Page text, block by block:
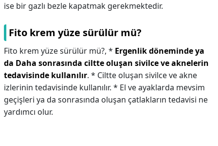
ise bir gazlı bezle kapatmak gerekmektedir.
Fito krem yüze sürülür mü?
Fito krem yüze sürülür mü?, * Ergenlik döneminde ya
da Daha sonrasında ciltte oluşan sivilce ve aknelerin
tedavisinde kullanılır. * Ciltte oluşan sivilce ve akne
izlerinin tedavisinde kullanılır. * El ve ayaklarda mevsim
geçişleri ya da sonrasında oluşan çatlakların tedavisi ne
yardımcı olur.